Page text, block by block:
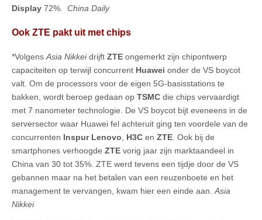
Display 72%. China Daily
Ook ZTE pakt uit met chips
*Volgens Asia Nikkeidrijft ZTE ongemerkt zijn chipontwerp
capaciteiten op terwijl concurrent Huawei onder de VS boycot
valt. Om de processors voor de eigen 5G-basisstations te
bakken, wordt beroep gedaan op TSMC die chips vervaardigt
met 7 nanometer technologie. De VS boycot bijt eveneens in de
serversector waar Huawei fel achteruit ging ten voordele van de
concurrenten Inspur Lenovo H3C en ZTE . Ook bij de
smartphones verhoogde ZTE vorig jaar zijn marktaandeel in
China van 30 tot 35%. ZTE werd tevens een tijdje door de VS
gebannen maar na het betalen van een reuzenboete en het
management te vervangen, kwam hier een einde aan. Asia
Nikkei